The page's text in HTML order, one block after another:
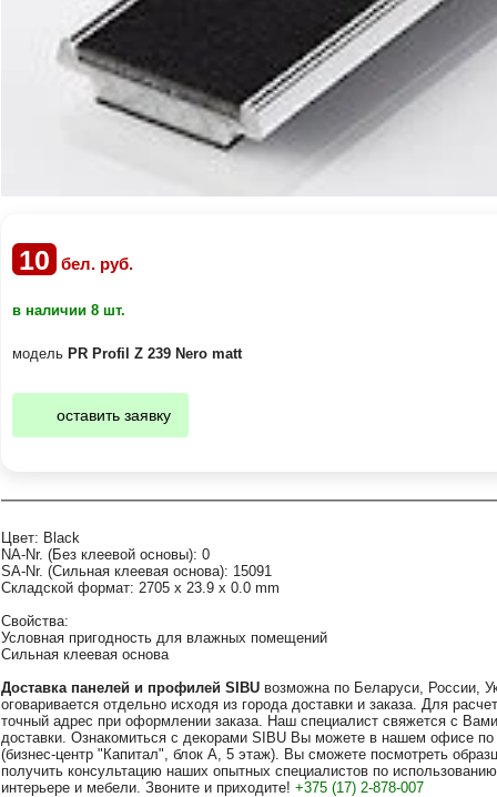
10 бел. руб.
в наличии 8 шт.
модель PR Profil Z 239 Nero matt
оставить заявку
Цвет: Black
NA-Nr. (Без клеевой основы): 0
SA-Nr. (Сильная клеевая основа): 15091
Складской формат: 2705 x 23.9 x 0.0 mm
Свойства:
Условная пригодность для влажных помещений
Сильная клеевая основа
Доставка панелей и профилей SIBU возможна по Беларуси, России,
оговаривается отдельно исходя из города доставки и заказа. Для
точный адрес при оформлении заказа. Наш специалист свяжется с
доставки. Ознакомиться с декорами SIBU Вы можете в нашем офисе
(бизнес-центр "Капитал", блок А, 5 этаж). Вы сможете посмотреть
получить консультацию наших опытных специалистов по
интерьере и мебели. Звоните и приходите! +375 (17) 2-878-007